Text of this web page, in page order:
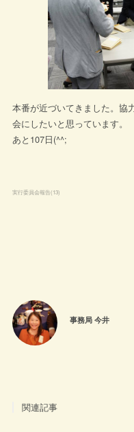
本番が近づいてきました。協
会にしたいと思っています。
あと107日(^^;
実行委員会報告(13)
事務局 今井
関連記事